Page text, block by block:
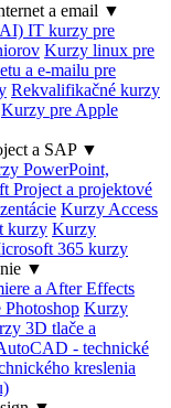
a email ▼
IT kurzy pre
Kurzy linux pre
a e-mailu pre
Rekvalifikačné kurzy
Kurzy pre Apple
a SAP ▼
PowerPoint,
Project a projektové
Kurzy Access
kurzy Kurzy
365 kurzy
▼
a After Effects
Kurzy
3D tlače a
- technické
kreslenia